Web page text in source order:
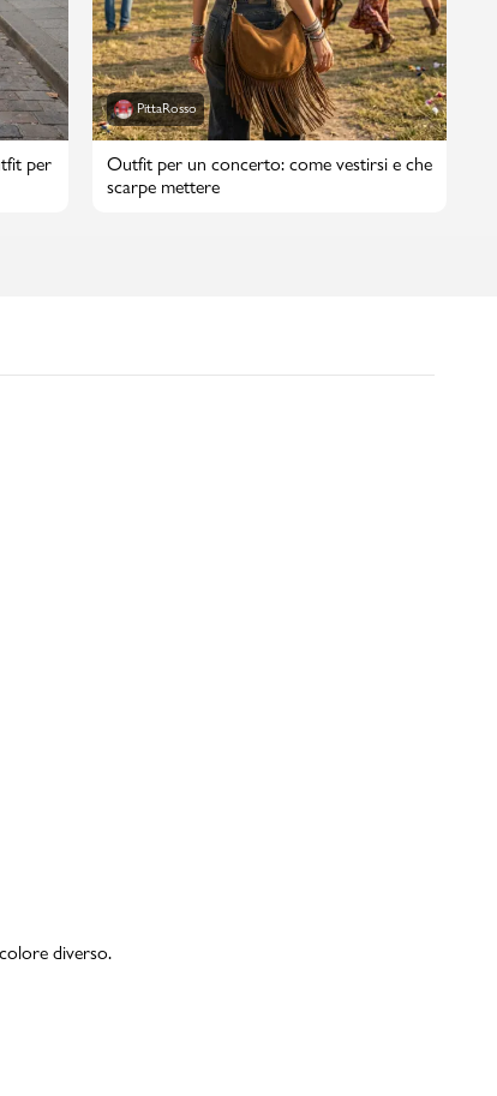
per
PittaRosso
Outfit per un concerto: come vestirsi e che
scarpe mettere
diverso.